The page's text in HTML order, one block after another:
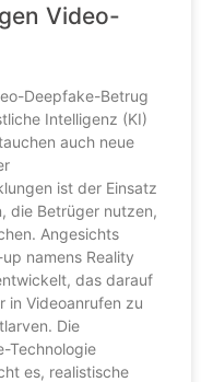
Video-
Deepfake-Betrug
Intelligenz (KI)
auch neue
ist der Einsatz
die Betrüger nutzen,
Angesichts
namens Reality
das darauf
in Videoanrufen zu
Die
Technologie
es, realistische